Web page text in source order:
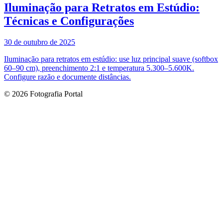
Iluminação para Retratos em Estúdio:
Técnicas e Configurações
30 de outubro de 2025
Iluminação para retratos em estúdio: use luz principal suave (softbox
60–90 cm), preenchimento 2:1 e temperatura 5.300–5.600K.
Configure razão e documente distâncias.
© 2026 Fotografia Portal